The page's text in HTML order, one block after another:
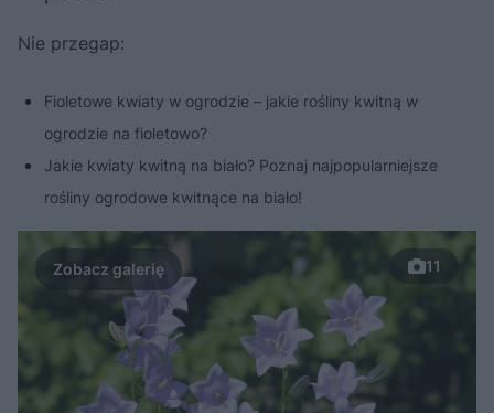
Nie przegap:
Fioletowe kwiaty w ogrodzie – jakie rośliny kwitną w
ogrodzie na fioletowo?
Jakie kwiaty kwitną na biało? Poznaj najpopularniejsze
rośliny ogrodowe kwitnące na biało!
11